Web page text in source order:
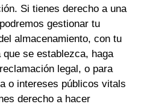
Si tienes derecho a una
gestionar tu
almacenamiento, con tu
se establezca, haga
legal, o para
o intereses públicos vitals
derecho a hacer